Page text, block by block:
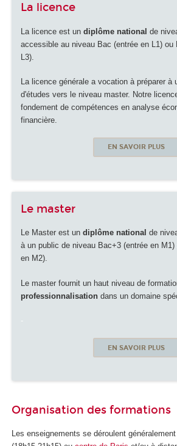
La licence
La licence est un diplôme national de
accessible au niveau Bac (entrée en L1) ou
L3).
La licence générale a vocation à préparer à
d'études vers le niveau master. Notre
fondement de compétences en analyse
financière.
EN SAVOIR PLUS
Le master
Le Master est un diplôme national de
à un public de niveau Bac+3 (entrée en
en M2).
Le master fournit un haut niveau de
professionnalisation dans un domaine
-
EN SAVOIR PLUS
Organisation des formations
Les enseignements se déroulent